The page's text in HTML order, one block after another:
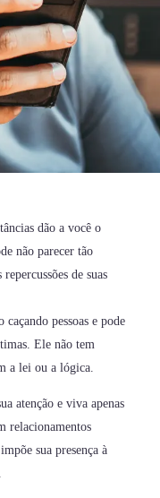
dão a você o
não parecer tão
de suas
caçando pessoas e pode
Ele não tem
a lei ou a lógica.
atenção e viva apenas
relacionamentos
sua presença à